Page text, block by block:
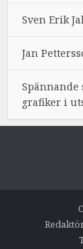
Sven Erik
Jan
Spännande
grafiker i